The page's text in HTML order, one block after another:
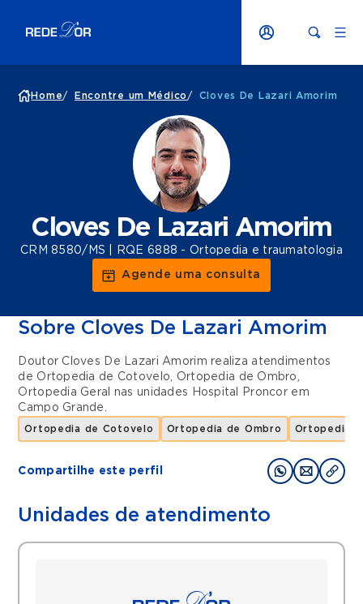
Home/ Encontre um Médico / Cloves De Lazari Amorim
Cloves De Lazari Amorim
CRM 8580/MS | RQE 6888 - Ortopedia e traumatologia
Agende uma consulta
Sobre Cloves De Lazari Amorim
Doutor Cloves De Lazari Amorim realiza atendimentos
de Ortopedia de Cotovelo, Ortopedia de Ombro,
Ortopedia Geral
nas unidades Hospital Proncor em
Campo Grande.
Ortopedia de Cotovelo Ortopedia de Ombro Ortopedia
Compartilhe este perfil
Unidades de atendimento